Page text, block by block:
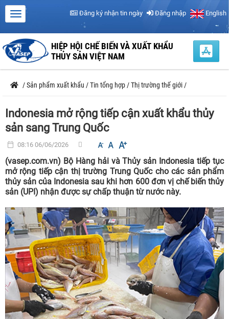
Đăng ký nhận tin ngày Đăng nhập English
HIỆP HỘI CHẾ BIẾN VÀ XUẤT KHẨU
THỦY SẢN VIỆT NAM
/Sản phẩm xuất khẩu /Tin tổng hợp /Thị trường thế giới /
Indonesia mở rộng tiếp cận xuất khẩu thủy
sản sang Trung Quốc
08:16 06/06/2026
(vasep.com.vn) Bộ Hàng hải và Thủy sản Indonesia tiếp tục
mở rộng tiếp cận thị trường Trung Quốc cho các sản phẩm
thủy sản của Indonesia sau khi hơn 600 đơn vị chế biến thủy
sản (UPI) nhận được sự chấp thuận từ nước này.